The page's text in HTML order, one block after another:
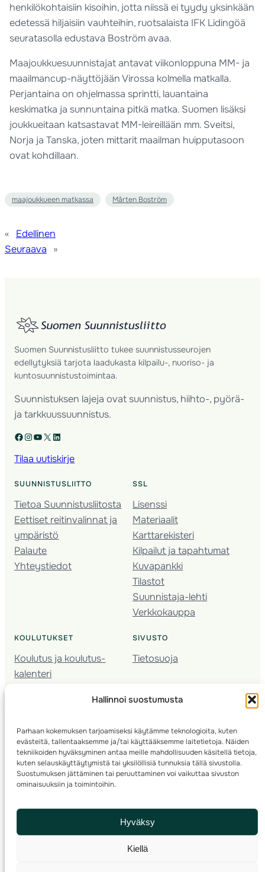
Hallinnoi suostumusta
Parhaan kokemuksen tarjoamiseksi käytämme teknologioita, kuten
evästeitä, tallentaaksemme ja/tai käyttääksemme laitetietoja. Näiden
tekniikoiden hyväksyminen antaa meille mahdollisuuden käsitellä tietoja,
kuten selauskäyttäytymistä tai yksilöllisiä tunnuksia tällä sivustolla.
Suostumuksen jättäminen tai peruuttaminen voi vaikuttaa sivuston
ominaisuuksiin ja toimintoihin.
Hyväksy
Kiellä
henkilökohtaisiin kisoihin, jotta niissä ei tyydy yksinkään
edetessä hiljaisiin vauhteihin, ruotsalaista IFK Lidingöä
seuratasolla edustava Boström avaa.
Maajoukkuesuunnistajat antavat viikonloppuna MM- ja
maailmancup-näyttöjään Virossa kolmella matkalla.
Perjantaina on ohjelmassa sprintti, lauantaina
keskimatka ja sunnuntaina pitkä matka. Suomen lisäksi
joukkueitaan katsastavat MM-leireillään mm. Sveitsi,
Norja ja Tanska, joten mittarit maailman huipputasoon
ovat kohdillaan.
maajoukkueen matkassa Mårten Boström
«
Edellinen
Seuraava
»
Suomen Suunnistusliitto tukee suunnistusseurojen
edellytyksiä tarjota laadukasta kilpailu-, nuoriso- ja
kuntosuunnistustoimintaa.
Suunnistuksen lajeja ovat suunnistus, hiihto-, pyörä-
ja tarkkuussuunnistus.
Facebook Instagram YouTube X LinkedIn
Tilaa uutiskirje
SUUNNISTUSLIITTO
Tietoa Suunnistusliitosta
Eettiset reitinvalinnat ja
ympäristö
Palaute
Yhteystiedot
SSL
Lisenssi
Materiaalit
Karttarekisteri
Kilpailut ja tapahtumat
Kuvapankki
Tilastot
Suunnistaja-lehti
Verkkokauppa
KOULUTUKSET
Koulutus ja koulutus­
kalenteri
Seura­kehittäminen
Kartoitus
Ratamestari
SIVUSTO
Tietosuoja
© 2025 ·Suomen Suunnistusliitto· Valimotie 10, 00380 Helsinki, Finland
info(a)suunnistusliitto.fi,Rastilipun asiat: rastilippu(a)suunnistusliitto.fi
Kilpailut ja kuntorastit – Rastilippu:::Rastilipun ohjeet